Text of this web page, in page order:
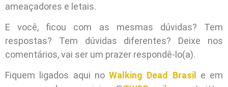
ameaçadores e letais.
E você, ficou com as mesmas dúvidas? Tem
respostas? Tem dúvidas diferentes? Deixe nos
comentários, vai ser um prazer respondê-lo(a).
Fiquem ligados aqui no Walking Dead Brasil
e em